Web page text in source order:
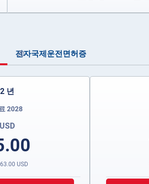
전자국제운전면허증
2 년
2028
USD
63.00 USD